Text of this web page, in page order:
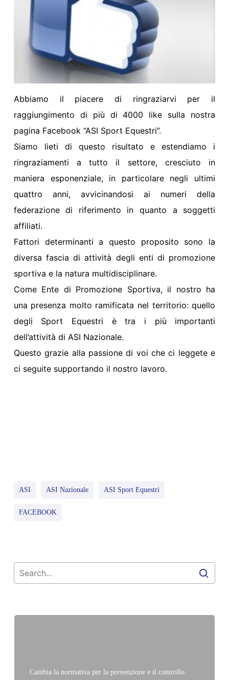
Abbiamo il piacere di ringraziarvi per il
raggiungimento di più di 4000 like sulla nostra
pagina Facebook “ASI Sport Equestri”.
Siamo lieti di questo risultato e estendiamo i
ringraziamenti a tutto il settore, cresciuto in
maniera esponenziale, in particolare negli ultimi
quattro anni, avvicinandosi ai numeri della
federazione di riferimento in quanto a soggetti
affiliati.
Fattori determinanti a questo proposito sono la
diversa fascia di attività degli enti di promozione
sportiva e la natura multidisciplinare.
Come Ente di Promozione Sportiva, il nostro ha
una presenza molto ramificata nel territorio: quello
degli Sport Equestri è tra i più importanti
dell’attività di ASI Nazionale.
Questo grazie alla passione di voi che ci leggete e
ci seguite supportando il nostro lavoro.
ASI ASI Nazionale ASI Sport Equestri
FACEBOOK
Cambia la normativa per la prevenzione e il controllo